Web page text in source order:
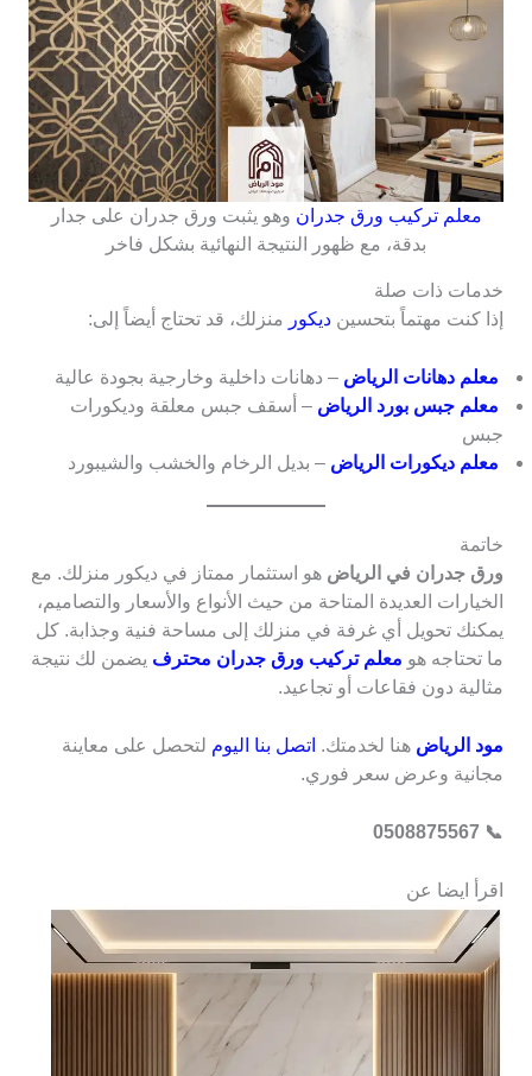
معلم تركيب ورق جدران وهو يثبت ورق جدران على جدار
بدقة، مع ظهور النتيجة النهائية بشكل فاخر
خدمات ذات صلة
إذا كنت مهتماً بتحسين ديكور منزلك، قد تحتاج أيضاً إلى:
معلم دهانات الرياض – دهانات داخلية وخارجية بجودة عالية
معلم جبس بورد الرياض – أسقف جبس معلقة وديكورات
جبس
معلم ديكورات الرياض – بديل الرخام والخشب والشيبورد
خاتمة
ورق جدران في الرياض هو استثمار ممتاز في ديكور منزلك. مع
الخيارات العديدة المتاحة من حيث الأنواع والأسعار والتصاميم،
يمكنك تحويل أي غرفة في منزلك إلى مساحة فنية وجذابة. كل
ما تحتاجه هو معلم تركيب ورق جدران محترف يضمن لك نتيجة
مثالية دون فقاعات أو تجاعيد.
مود الرياض هنا لخدمتك. اتصل بنا اليوم لتحصل على معاينة
مجانية وعرض سعر فوري.
📞 0508875567
اقرأ ايضا عن